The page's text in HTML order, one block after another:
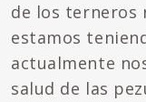
de los terneros
estamos
actualmente
salud de las